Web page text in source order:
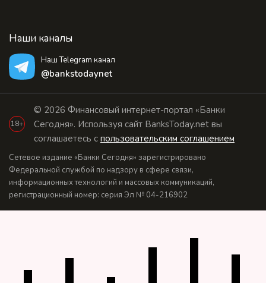
Наши каналы
Наш Telegram канал
@bankstodaynet
18+
© 2026 Финансовый интернет-портал «Банки
Сегодня». Используя сайт BanksToday.net вы
соглашаетесь с пользовательским соглашением
Сетевое издание «Банки Сегодня» зарегистрировано
Федеральной службой по надзору в сфере связи,
информационных технологий и массовых коммуникаций,
регистрационный номер: серия Эл № 04-216902